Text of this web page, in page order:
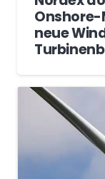
neue